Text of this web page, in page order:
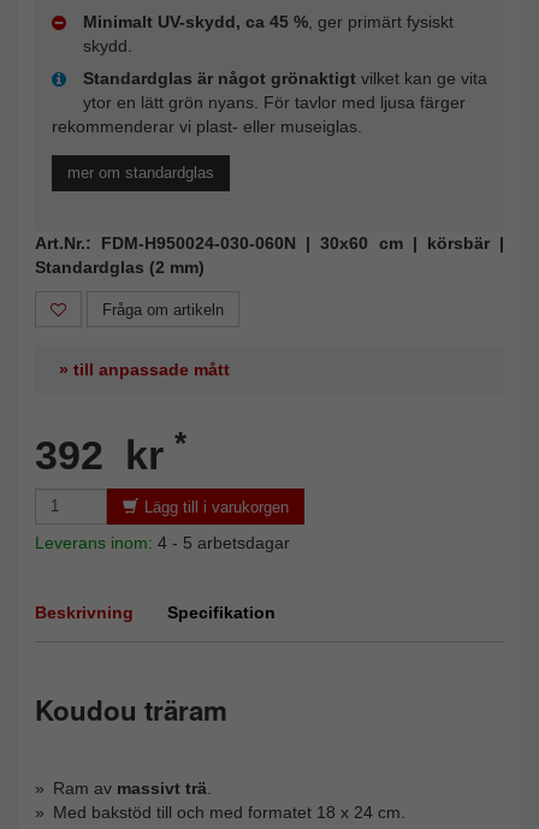
Minimalt UV-skydd, ca 45 % , ger primärt fysiskt
skydd.
Standardglas är något grönaktigt vilket kan ge vita
ytor en lätt grön nyans. För tavlor med ljusa färger
rekommenderar vi plast- eller museiglas.
mer om standardglas
Art.Nr.: FDM-H950024-030-060N | 30x60 cm | körsbär |
Standardglas (2 mm)
Fråga om artikeln
» till anpassade mått
392 kr *
Lägg till i varukorgen
Leverans inom: 4 - 5 arbetsdagar
Beskrivning Specifikation
Koudou träram
Ram av massivt trä
Med bakstöd till och med formatet 18 x 24 cm.